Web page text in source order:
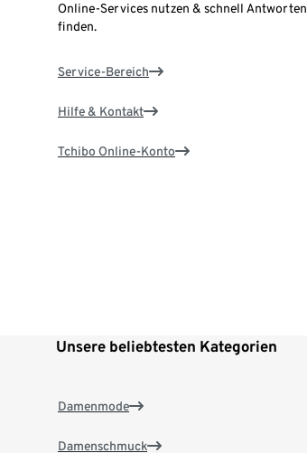
Online-Services nutzen & schnell Antworten
finden.
Service-Bereich
Hilfe & Kontakt
Tchibo Online-Konto
Unsere beliebtesten Kategorien
Damenmode
Damenschmuck